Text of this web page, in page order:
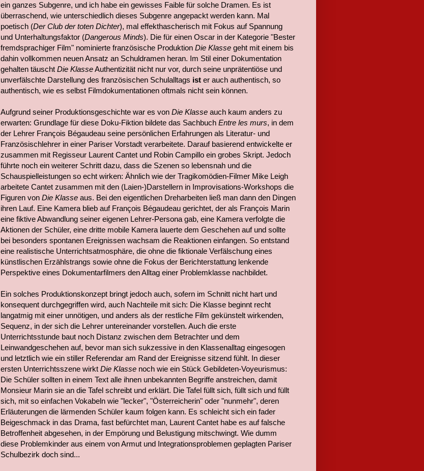
ein ganzes Subgenre, und ich habe ein gewisses Faible für solche Dramen. Es ist
überraschend, wie unterschiedlich dieses Subgenre angepackt werden kann. Mal
poetisch (Der Club der toten Dichter), mal effekthascherisch mit Fokus auf Spannung
und Unterhaltungsfaktor (Dangerous Minds). Die für einen Oscar in der Kategorie "Bester
fremdsprachiger Film" nominierte französische Produktion Die Klasse geht mit einem bis
dahin vollkommen neuen Ansatz an Schuldramen heran. Im Stil einer Dokumentation
gehalten täuscht Die KlasseAuthentizität nicht nur vor, durch seine unprätentiöse und
unverfälschte Darstellung des französischen Schulalltags ist er auch authentisch, so
authentisch, wie es selbst Filmdokumentationen oftmals nicht sein können.
Aufgrund seiner Produktionsgeschichte war es von Die Klasse auch kaum anders zu
erwarten: Grundlage für diese Doku-Fiktion bildete das Sachbuch Entre les murs, in dem
der Lehrer François Bégaudeau seine persönlichen Erfahrungen als Literatur- und
Französischlehrer in einer Pariser Vorstadt verarbeitete. Darauf basierend entwickelte er
zusammen mit Regisseur Laurent Cantet und Robin Campillo ein grobes Skript. Jedoch
führte noch ein weiterer Schritt dazu, dass die Szenen so lebensnah und die
Schauspielleistungen so echt wirken: Ähnlich wie der Tragikomödien-Filmer Mike Leigh
arbeitete Cantet zusammen mit den (Laien-)Darstellern in Improvisations-Workshops die
Figuren von Die Klasse aus. Bei den eigentlichen Dreharbeiten ließ man dann den Dingen
ihren Lauf. Eine Kamera blieb auf François Bégaudeau gerichtet, der als François Marin
eine fiktive Abwandlung seiner eigenen Lehrer-Persona gab, eine Kamera verfolgte die
Aktionen der Schüler, eine dritte mobile Kamera lauerte dem Geschehen auf und sollte
bei besonders spontanen Ereignissen wachsam die Reaktionen einfangen. So entstand
eine realistische Unterrichtsatmosphäre, die ohne die fiktionale Verfälschung eines
künstlischen Erzählstrangs sowie ohne die Fokus der Berichterstattung lenkende
Perspektive eines Dokumentarfilmers den Alltag einer Problemklasse nachbildet.
Ein solches Produktionskonzept bringt jedoch auch, sofern im Schnitt nicht hart und
konsequent durchgegriffen wird, auch Nachteile mit sich: Die Klasse beginnt recht
langatmig mit einer unnötigen, und anders als der restliche Film gekünstelt wirkenden,
Sequenz, in der sich die Lehrer untereinander vorstellen. Auch die erste
Unterrichtsstunde baut noch Distanz zwischen dem Betrachter und dem
Leinwandgeschehen auf, bevor man sich sukzessive in den Klassenalltag eingesogen
und letztlich wie ein stiller Referendar am Rand der Ereignisse sitzend fühlt. In dieser
ersten Unterrichtsszene wirkt Die Klasse noch wie ein Stück Gebildeten-Voyeurismus:
Die Schüler sollten in einem Text alle ihnen unbekannten Begriffe anstreichen, damit
Monsieur Marin sie an die Tafel schreibt und erklärt. Die Tafel füllt sich, füllt sich und füllt
sich, mit so einfachen Vokabeln wie "lecker", "Österreicherin" oder "nunmehr", deren
Erläuterungen die lärmenden Schüler kaum folgen kann. Es schleicht sich ein fader
Beigeschmack in das Drama, fast befürchtet man, Laurent Cantet habe es auf falsche
Betroffenheit abgesehen, in der Empörung und Belustigung mitschwingt. Wie dumm
diese Problemkinder aus einem von Armut und Integrationsproblemen geplagten Pariser
Schulbezirk doch sind...